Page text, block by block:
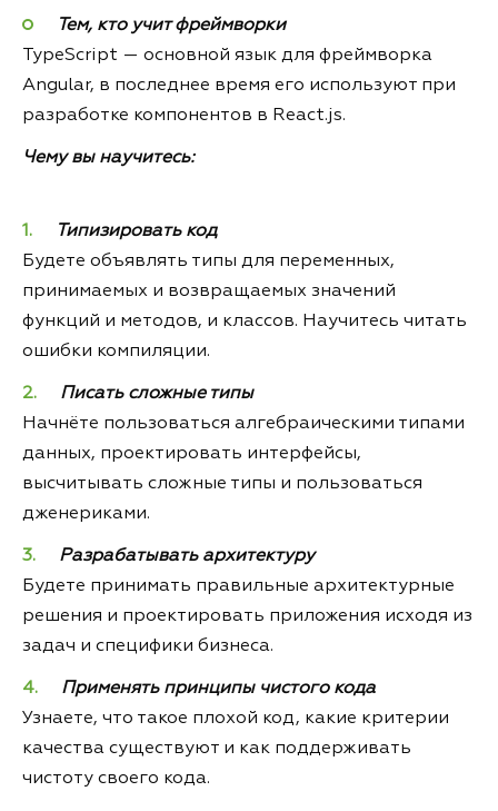
Тем, кто учит фреймворки
TypeScript — основной язык для фреймворка
Angular, в последнее время его используют при
разработке компонентов в React.js.
Чему вы научитесь:
Типизировать код
Будете объявлять типы для переменных,
принимаемых и возвращаемых значений
функций и методов, и классов. Научитесь читать
ошибки компиляции.
Писать сложные типы
Начнёте пользоваться алгебраическими типами
данных, проектировать интерфейсы,
высчитывать сложные типы и пользоваться
дженериками.
Разрабатывать архитектуру
Будете принимать правильные архитектурные
решения и проектировать приложения исходя из
задач и специфики бизнеса.
Применять принципы чистого кода
Узнаете, что такое плохой код, какие критерии
качества существуют и как поддерживать
чистоту своего кода.